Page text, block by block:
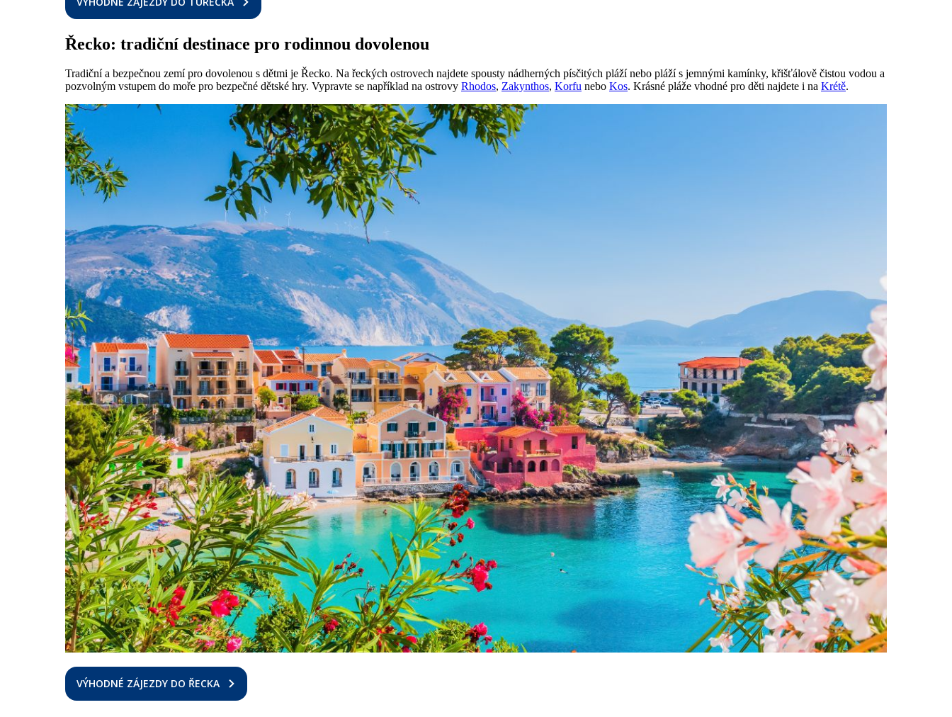
Řecko: tradiční destinace pro rodinnou dovolenou
Tradiční a bezpečnou zemí pro dovolenou s dětmi je Řecko. Na řeckých ostrovech najdete spousty nádherných písčitých pláží nebo pláží s jemnými kamínky, křišťálově čistou vodou a
pozvolným vstupem do moře pro bezpečné dětské hry. Vypravte se například na ostrovy Rhodos, Zakynthos, Korfu nebo Kos. Krásné pláže vhodné pro děti najdete i na Krétě.
VÝHODNÉ ZÁJEZDY DO ŘECKA